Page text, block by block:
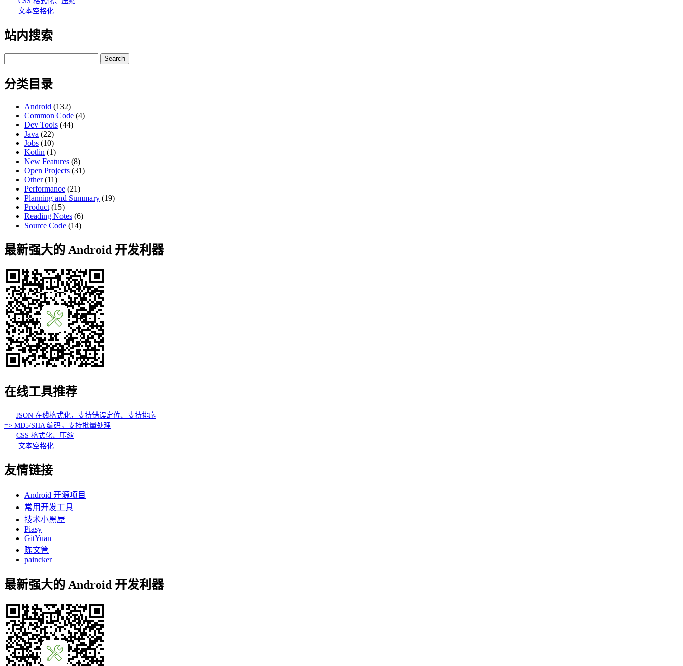
文本空格化
站内搜索
for:
分类目录
Android (132)
Common Code (4)
Dev Tools (44)
Java (22)
Jobs (10)
Kotlin (1)
New Features (8)
Open Projects (31)
Other(11)
Performance (21)
Planning and Summary (19)
Product (15)
Reading Notes (6)
Source Code (14)
最新强大的 Android 开发利器
在线工具推荐
JSON 在线格式化，支持错误定位、支持排序
=> MD5/SHA 编码，支持批量处理
CSS 格式化、压缩
文本空格化
友情链接
Android 开源项目
常用开发工具
技术小黑屋
Piasy
GitYuan
陈文管
paincker
最新强大的 Android 开发利器